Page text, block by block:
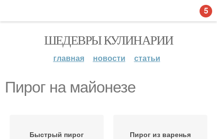
ШЕДЕВРЫ КУЛИНАРИИ
главная новости статьи
Пирог на майонезе
Быстрый пирог Пирог из варенья
5